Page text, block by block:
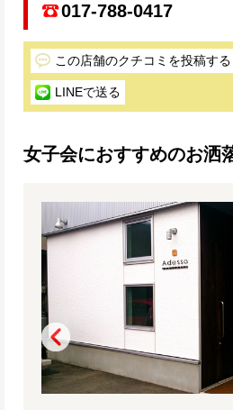
017-788-0417
この店舗のクチコミを投稿する
LINEで送る
女子会におすすめのお洒